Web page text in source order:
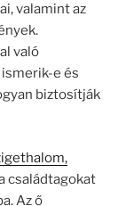
valamint az
való
e és
biztosítják
családtagokat
Az ő